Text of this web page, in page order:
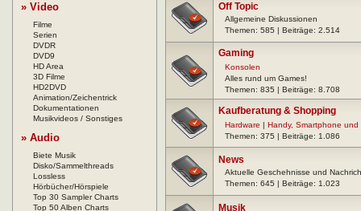
» Video
Filme
Serien
DVDR
DVD9
HD Area
3D Filme
HD2DVD
Animation/Zeichentrick
Dokumentationen
Musikvideos / Sonstiges
» Audio
Biete Musik
Disko/Sammelthreads
Lossless
Hörbücher/Hörspiele
Top 30 Sampler Charts
Top 50 Alben Charts
Off Topic
Allgemeine Diskussionen
Themen: 585 | Beiträge: 2.514
Gaming
Konsolen
Alles rund um Games!
Themen: 835 | Beiträge: 8.708
Kaufberatung & Shopping
Hardware
Handy, Smartphone und
Themen: 375 | Beiträge: 1.086
News
Aktuelle Geschehnisse und
Themen: 645 | Beiträge: 1.023
Musik